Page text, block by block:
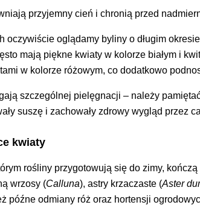
przyjemny cień i chronią przed
oczywiście oglądamy byliny o długim
mają piękne kwiaty w kolorze białym i
w kolorze różowym, co dodatkowo
szczególnej pielęgnacji – należy
suszę i zachowały zdrowy wygląd przez
kwiaty
rośliny przygotowują się do zimy,
wrzosy (Calluna), astry krzaczaste (Aster
późne odmiany róż oraz hortensji